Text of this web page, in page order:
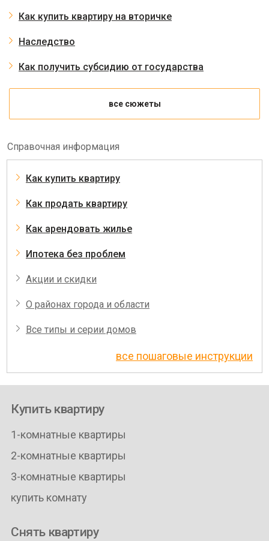
Как купить квартиру на вторичке
Наследство
Как получить субсидию от государства
все сюжеты
Справочная информация
Как купить квартиру
Как продать квартиру
Как арендовать жилье
Ипотека без проблем
Акции и скидки
О районах города и области
Все типы и серии домов
все пошаговые инструкции
Купить квартиру
1-комнатные квартиры
2-комнатные квартиры
3-комнатные квартиры
купить комнату
Снять квартиру